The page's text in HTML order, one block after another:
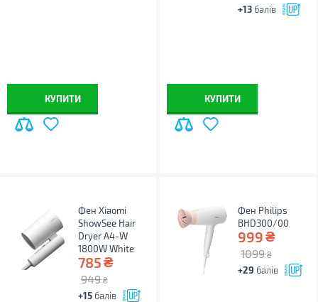
КУПИТИ
+13 балів
КУПИТИ
Фен Xiaomi
ShowSee Hair
Dryer A4-W
1800W White
785₴
949 ₴
+15 балів
Фен Philips
BHD300/00
999₴
1099 ₴
+29 балів